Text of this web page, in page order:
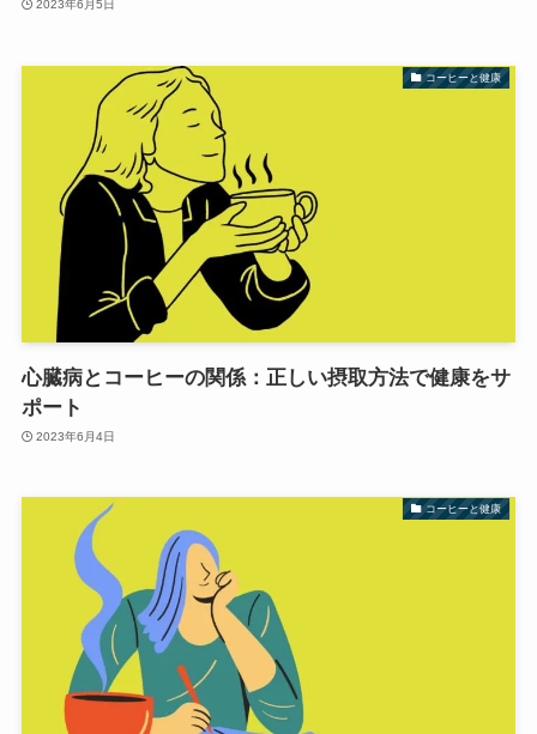
2023年6月5日
コーヒーと健康
心臓病とコーヒーの関係：正しい摂取方法で健康をサ
ポート
2023年6月4日
コーヒーと健康